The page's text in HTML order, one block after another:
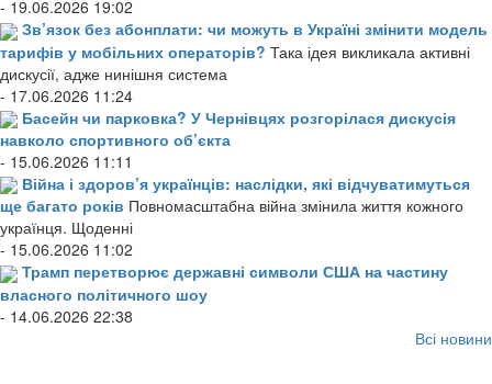
- 19.06.2026 19:02
Зв’язок без абонплати: чи можуть в Україні змінити модель
тарифів у мобільних операторів? Така ідея викликала активні
дискусії, адже нинішня система
- 17.06.2026 11:24
Басейн чи парковка? У Чернівцях розгорілася дискусія
навколо спортивного об’єкта
- 15.06.2026 11:11
Війна і здоров’я українців: наслідки, які відчуватимуться
ще багато років Повномасштабна війна змінила життя кожного
українця. Щоденні
- 15.06.2026 11:02
Трамп перетворює державні символи США на частину
власного політичного шоу
- 14.06.2026 22:38
Всі новини